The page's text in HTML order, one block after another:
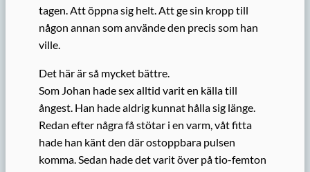
tagen. Att öppna sig helt. Att ge sin kropp till
någon annan som använde den precis som han
ville.
Det här är så mycket bättre.
Som Johan hade sex alltid varit en källa till
ångest. Han hade aldrig kunnat hålla sig länge.
Redan efter några få stötar i en varm, våt fitta
hade han känt den där ostoppbara pulsen
komma. Sedan hade det varit över på tio-femton